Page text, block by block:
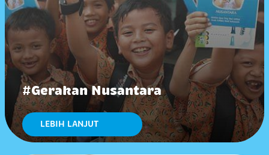
#Gerakan Nusantara
LEBIH LANJUT